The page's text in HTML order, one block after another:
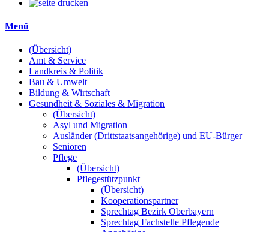
Menü
(Übersicht)
Amt & Service
Landkreis & Politik
Bau & Umwelt
Bildung & Wirtschaft
Gesundheit & Soziales & Migration
(Übersicht)
Asyl und Migration
Ausländer (Drittstaatsangehörige) und EU-Bürger
Senioren
Pflege
(Übersicht)
Pflegestützpunkt
(Übersicht)
Kooperationspartner
Sprechtag Bezirk Oberbayern
Sprechtag Fachstelle Pflegende